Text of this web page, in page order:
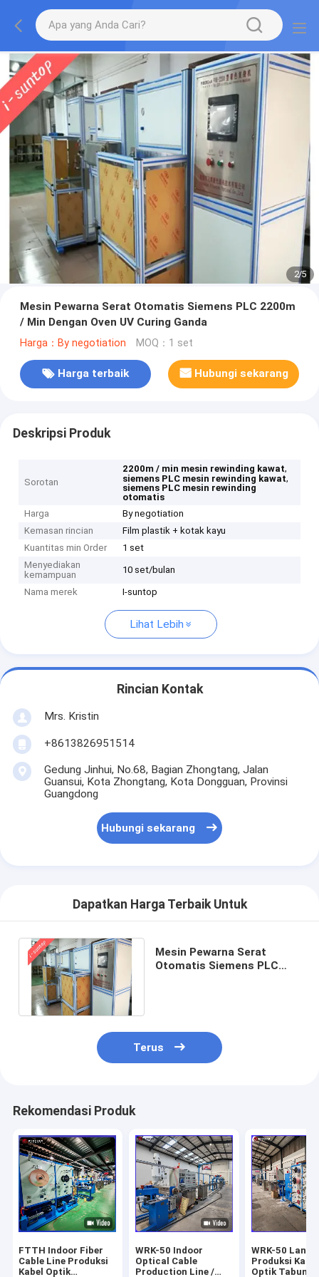
2/5
Mesin Pewarna Serat Otomatis Siemens PLC 2200m
/ Min Dengan Oven UV Curing Ganda
Harga：By negotiation MOQ：1 set
Harga terbaik Hubungi sekarang
Deskripsi Produk
Sorotan
2200m / min mesin rewinding kawat,
siemens PLC mesin rewinding kawat,
siemens PLC mesin rewinding
otomatis
Harga
By negotiation
Kemasan rincian
Film plastik + kotak kayu
Kuantitas min Order
1 set
Menyediakan
kemampuan
10 set/bulan
Nama merek I-suntop
Lihat Lebih
Rincian Kontak
Mrs. Kristin
+8613826951514
Gedung Jinhui, No.68, Bagian Zhongtang, Jalan
Guansui, Kota Zhongtang, Kota Dongguan, Provinsi
Guangdong
Hubungi sekarang
Dapatkan Harga Terbaik Untuk
Mesin Pewarna Serat
Otomatis Siemens PLC
Terus
Rekomendasi Produk
FTTH Indoor Fiber
Cable Line Produksi
Kabel Optik
WRK-50 Indoor
Optical Cable
Production Line /
WRK-50 Lantai
Produksi
Optik Tabung